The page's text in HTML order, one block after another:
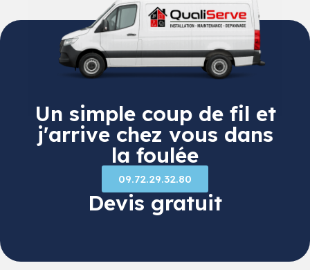
Un simple coup de fil et
j'arrive chez vous dans
la foulée
09.72.29.32.80
Devis gratuit